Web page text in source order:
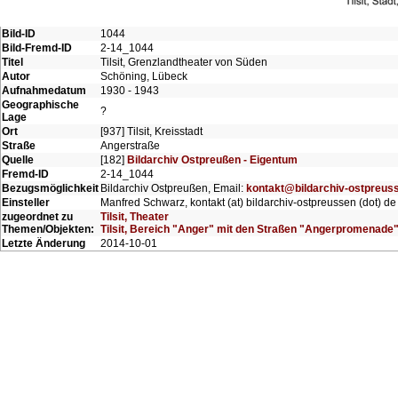
Bild-ID
1044
Bild-Fremd-ID
2-14_1044
Titel
Tilsit, Grenzlandtheater von Süden
Autor
Schöning, Lübeck
Aufnahmedatum
1930 - 1943
Geographische
Lage
?
Ort
[937] Tilsit, Kreisstadt
Straße
Angerstraße
Quelle
[182] Bildarchiv Ostpreußen - Eigentum
Fremd-ID
2-14_1044
Bezugsmöglichkeit Bildarchiv Ostpreußen, Email: kontakt@bildarchiv-
Einsteller
Manfred Schwarz, kontakt (at) bildarchiv-ostpreussen (dot) de
zugeordnet zu
Themen/Objekten:
Tilsit, Theater
Tilsit, Bereich "Anger" mit den Straßen
Letzte Änderung
2014-10-01